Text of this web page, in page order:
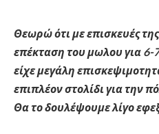
Θεωρώ ότι με επισκευές
επέκταση του μωλου για 6-
είχε μεγάλη
επιπλέονστολίδι για την
Θα το δουλέψουμε λίγο